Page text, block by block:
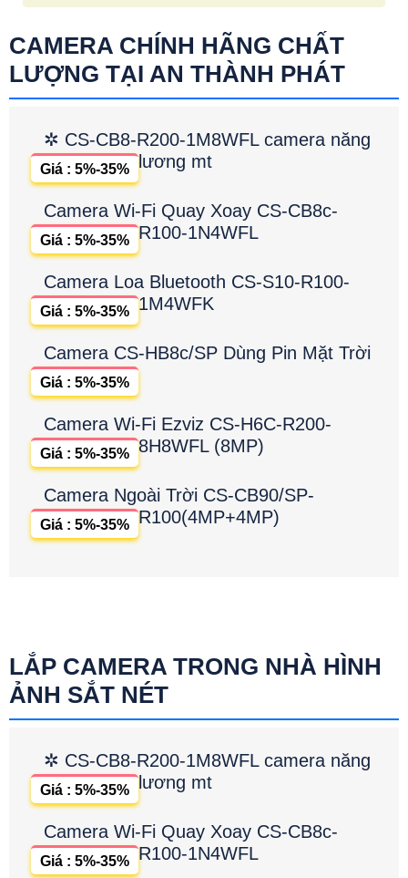
CAMERA CHÍNH HÃNG CHẤT
LƯỢNG TẠI AN THÀNH PHÁT
✲ CS-CB8-R200-1M8WFL camera năng
lương mt
Giá : 5%-35%
Camera Wi-Fi Quay Xoay CS-CB8c-
R100-1N4WFL
Giá : 5%-35%
Camera Loa Bluetooth CS-S10-R100-
1M4WFK
Giá : 5%-35%
Camera CS-HB8c/SP Dùng Pin Mặt Trời
Giá : 5%-35%
Camera Wi-Fi Ezviz CS-H6C-R200-
8H8WFL (8MP)
Giá : 5%-35%
Camera Ngoài Trời CS-CB90/SP-
R100(4MP+4MP)
Giá : 5%-35%
LẮP CAMERA TRONG NHÀ HÌNH
ẢNH SẮT NÉT
✲ CS-CB8-R200-1M8WFL camera năng
lương mt
Giá : 5%-35%
Camera Wi-Fi Quay Xoay CS-CB8c-
R100-1N4WFL
Giá : 5%-35%